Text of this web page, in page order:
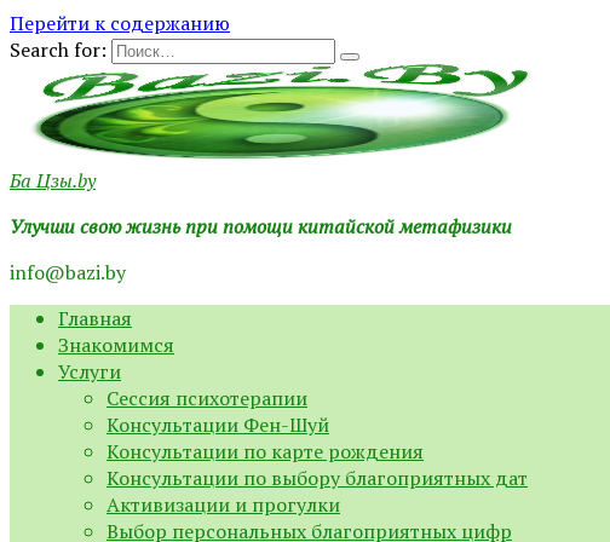
Перейти к содержанию
Search for:
Ба Цзы.by
Улучши свою жизнь при помощи китайской метафизики
info@bazi.by
Главная
Знакомимся
Услуги
Сессия психотерапии
Консультации Фен-Шуй
Консультации по карте рождения
Консультации по выбору благоприятных дат
Активизации и прогулки
Выбор персональных благоприятных цифр